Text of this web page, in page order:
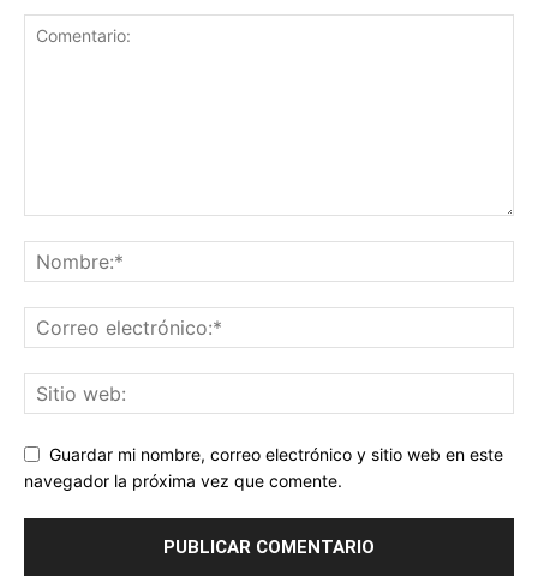
Guardar mi nombre, correo electrónico y sitio web en este
navegador la próxima vez que comente.